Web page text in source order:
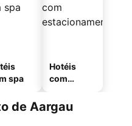
spa
Hotéis
com
mento
de Aargau